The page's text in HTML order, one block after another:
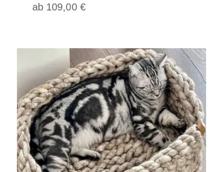
ab 109,00 €
mehrere
Varianten
auf.
Die
Optionen
können
auf
der
Produktseite